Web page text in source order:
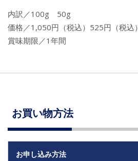
内訳／100g 50g
価格／1,050円（税込）525円（税込）
賞味期限／1年間
お買い物方法
お申し込み方法